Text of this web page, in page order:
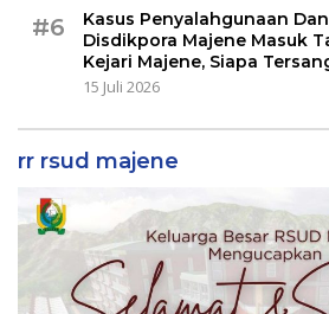
#6
Kasus Penyalahgunaan
Disdikpora Majene Masuk
Kejari Majene, Siapa
15 Juli 2026
rr rsud majene